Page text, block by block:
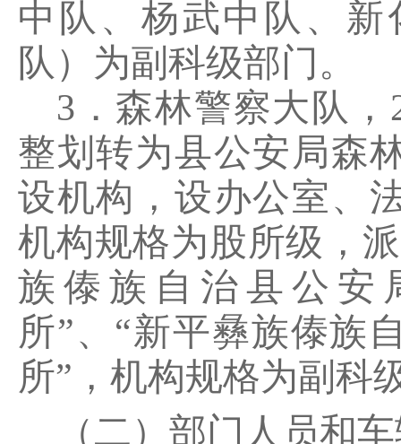
中队、杨武中队、
队）为副科级部门。
3．森林警察大队，
整划转为县公安局森
设机构，设办公室、
机构规格为股所级，
族傣族自治县公安
所”、“新平彝族傣族
所”，机构规格为副科
（二）部门人员和